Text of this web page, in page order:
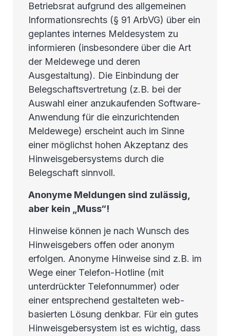
Betriebsrat aufgrund des allgemeinen
Informationsrechts (§ 91 ArbVG) über ein
geplantes internes Meldesystem zu
informieren (insbesondere über die Art
der Meldewege und deren
Ausgestaltung). Die Einbindung der
Belegschaftsvertretung (z.B. bei der
Auswahl einer anzukaufenden Software-
Anwendung für die einzurichtenden
Meldewege) erscheint auch im Sinne
einer möglichst hohen Akzeptanz des
Hinweisgebersystems durch die
Belegschaft sinnvoll.
Anonyme Meldungen sind zulässig,
aber kein „Muss“!
Hinweise können je nach Wunsch des
Hinweisgebers offen oder anonym
erfolgen. Anonyme Hinweise sind z.B. im
Wege einer Telefon-Hotline (mit
unterdrückter Telefonnummer) oder
einer entsprechend gestalteten web-
basierten Lösung denkbar. Für ein gutes
Hinweisgebersystem ist es wichtig, dass